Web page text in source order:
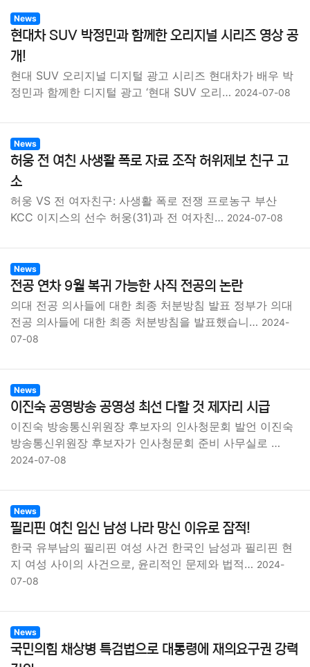
News
현대차 SUV 박정민과 함께한 오리지널 시리즈 영상 공
개!
현대 SUV 오리지널 디지털 광고 시리즈 현대차가 배우 박
정민과 함께한 디지털 광고 ‘현대 SUV 오리… 2024-07-08
News
허웅 전 여친 사생활 폭로 자료 조작 허위제보 친구 고
소
허웅 VS 전 여자친구: 사생활 폭로 전쟁 프로농구 부산
KCC 이지스의 선수 허웅(31)과 전 여자친… 2024-07-08
News
전공 연차 9월 복귀 가능한 사직 전공의 논란
의대 전공 의사들에 대한 최종 처분방침 발표 정부가 의대
전공 의사들에 대한 최종 처분방침을 발표했습니… 2024-
07-08
News
이진숙 공영방송 공영성 최선 다할 것 제자리 시급
이진숙 방송통신위원장 후보자의 인사청문회 발언 이진숙
방송통신위원장 후보자가 인사청문회 준비 사무실로 …
2024-07-08
News
필리핀 여친 임신 남성 나라 망신 이유로 잠적!
한국 유부남의 필리핀 여성 사건 한국인 남성과 필리핀 현
지 여성 사이의 사건으로, 윤리적인 문제와 법적… 2024-
07-08
News
국민의힘 채상병 특검법으로 대통령에 재의요구권 강력